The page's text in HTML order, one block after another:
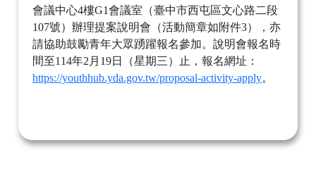
會議中心4樓G1會議室（臺中市西屯區文心路二段
107號）辦理提案說明會（活動簡章如附件3），亦
請協助鼓勵青年大眾踴躍報名參加。說明會報名時
間至114年2月19日（星期三）止，報名網址：
https://youthhub.yda.gov.tw/proposal-activity-apply。